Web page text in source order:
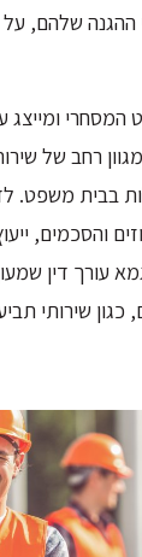
ההגנה שלהם,
המסחרי ומייצג
רחב של
בבית משפט.
והסכמים,
עורך דין
שירותי